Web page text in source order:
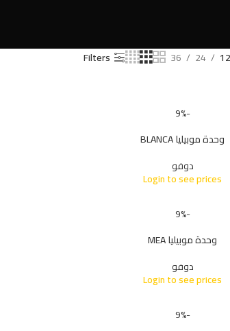
12
24
36
Filters
-9%
وحدة موبيليا BLANCA
دوفو
Login to see prices
-9%
وحدة موبيليا MEA
دوفو
Login to see prices
-9%